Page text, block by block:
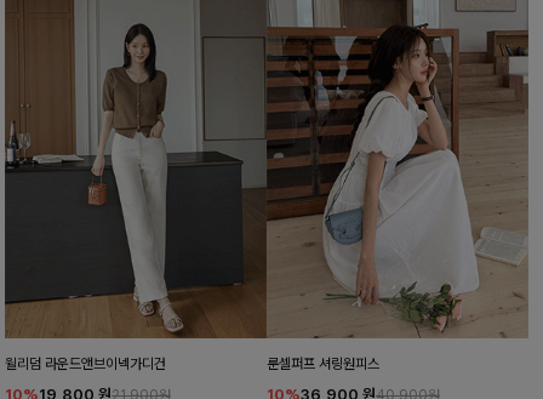
윌리덤 라운드앤브이넥가디건
10%19,800 원21,900원
룬셀퍼프 셔링원피스
10%36,900 원40,900원